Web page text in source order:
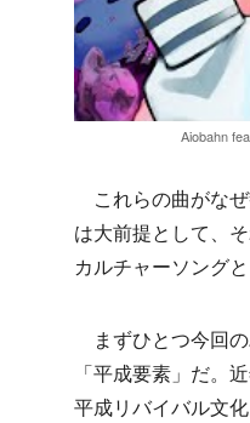
Aiobahn
これらの曲がな
は大前提として、
カルチャーソング
まずひとつ今回
「平成要素」だ。
平成リバイバル文